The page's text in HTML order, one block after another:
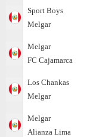
Sport Boys
Melgar
Melgar
FC Cajamarca
Los Chankas
Melgar
Melgar
Alianza Lima